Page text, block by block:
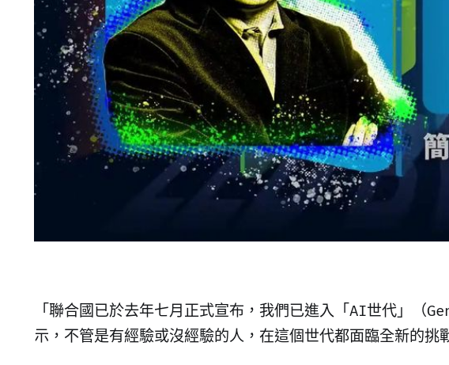
「聯合國已於去年七月正式宣布，我們已進入「AI世代
示，不管是有經驗或沒經驗的人，在這個世代都面臨全新的